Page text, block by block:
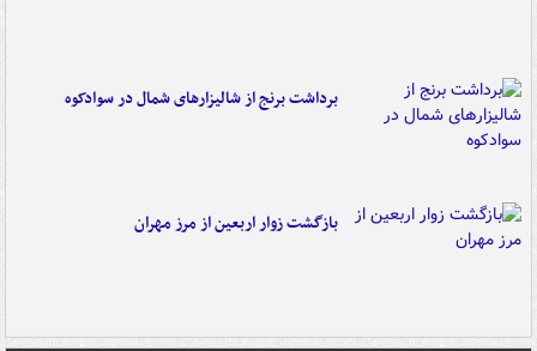
برداشت برنج از شالیزارهای شمال در سوادکوه
بازگشت زوار اربعین از مرز مهران